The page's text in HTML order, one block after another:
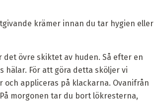
krämer innan du tar hygien eller
övre skiktet av huden. Så efter en
För att göra detta sköljer vi
appliceras på klackarna. Ovanifrån
morgonen tar du bort lökresterna,